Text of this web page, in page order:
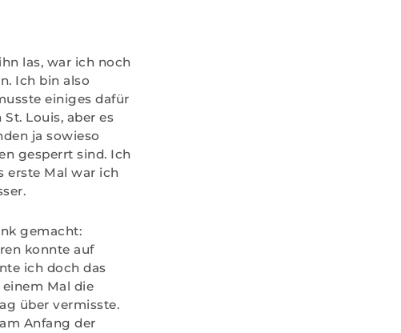
las, war ich noch
Ich bin also
einiges dafür
Louis, aber es
ja sowieso
gesperrt sind. Ich
erste Mal war ich
gemacht:
konnte auf
ich doch das
Mal die
über vermisste.
Anfang der